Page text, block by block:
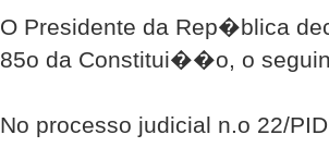
O Presidente da Rep�blica
85o da Constitui��o, o
No processo judicial n.o 22/